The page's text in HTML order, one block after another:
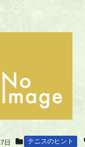
日 テニスのヒント